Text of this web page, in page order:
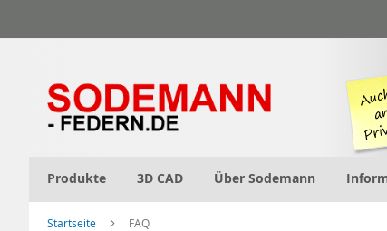
Inhalt
Produkte 3D CAD Über Sodemann
Startseite FAQ